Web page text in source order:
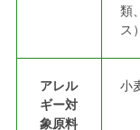
類
ス）
アレル
ギー対
象原料
小